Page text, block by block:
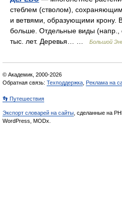
стеблем (стволом),
и ветвями, образующими крону.
больше. Отдельные виды (напр.,
тыс. лет. Деревья… …
Большой
© Академик, 2000-2026
Обратная связь: Техподдержка Реклама на
👣 Путешествия
Экспорт словарей на сайты , сделанные на
WordPress, MODx.